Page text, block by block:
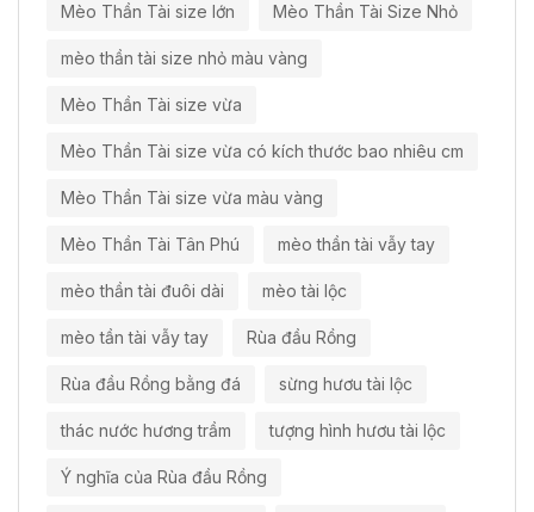
Mèo Thần Tài size lớn Mèo Thần Tài Size Nhỏ
mèo thần tài size nhỏ màu vàng
Mèo Thần Tài size vừa
Mèo Thần Tài size vừa có kích thước bao nhiêu cm
Mèo Thần Tài size vừa màu vàng
Mèo Thần Tài Tân Phú mèo thần tài vẫy tay
mèo thần tài đuôi dài mèo tài lộc
mèo tần tài vẫy tay Rùa đầu Rồng
Rùa đầu Rồng bằng đá sừng hươu tài lộc
thác nước hương trầm tượng hình hươu tài lộc
Ý nghĩa của Rùa đầu Rồng